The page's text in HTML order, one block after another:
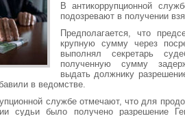
В антикоррупционной
подозревают в получении
Предполагается, что
крупную сумму через
выполнял секретарь
полученную сумму
выдать должнику
в ведомстве.
службе отмечают, что для
судьи было получено разрешение